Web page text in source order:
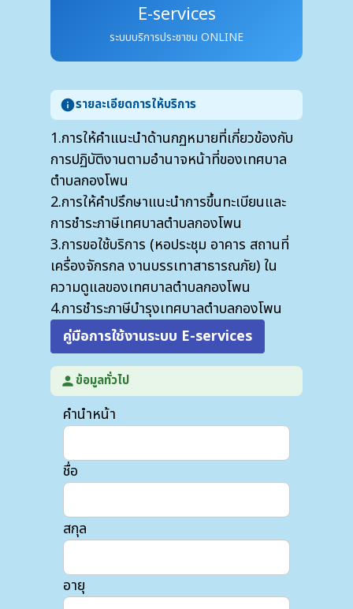
E-services
ระบบบริการประชาชน ONLINE
infoรายละเอียดการให้บริการ
1.การให้คำแนะนำด้านกฏหมายที่เกี่ยวข้องกับ
การปฏิบัติงานตามอำนาจหน้าที่ของเทศบาล
ตำบลกองโพน
2.การให้คำปรึกษาแนะนำการขึ้นทะเบียนและ
การชำระภาษีเทศบาลตำบลกองโพน
3.การขอใช้บริการ (หอประชุม อาคาร สถานที่
เครื่องจักรกล งานบรรเทาสาธารณภัย) ใน
ความดูแลของเทศบาลตำบลกองโพน
4.การชำระภาษีบำรุงเทศบาลตำบลกองโพน
คู่มือการใช้งานระบบ E-services
personข้อมูลทั่วไป
คำนำหน้า
ชื่อ
สกุล
อายุ